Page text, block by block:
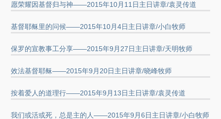
愿荣耀因基督归与神——2015年10月11日主日讲章/袁灵传道
基督耶稣里的问候——2015年10月4日主日讲章/小白牧师
保罗的宣教事工分享——2015年9月27日主日讲章/天明牧师
效法基督耶稣——2015年9月20日主日讲章/晓峰牧师
按着爱人的道理行——2015年9月13日主日讲章/袁灵传道
我们或活或死，总是主的人——2015年9月6日主日讲章/小白牧师